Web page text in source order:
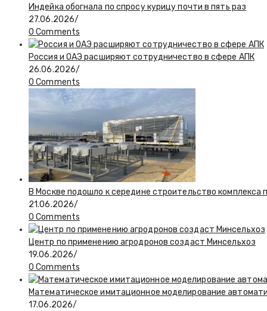
Индейка обогнала по спросу курицу почти в пять раз
27.06.2026/
0 Comments
Россия и ОАЭ расширяют сотрудничество в сфере АПК
26.06.2026/
0 Comments
В Москве подошло к середине строительство комплекса
21.06.2026/
0 Comments
Центр по применению агродронов создаст Минсельхоз
19.06.2026/
0 Comments
Математическое имитационное моделирование
17.06.2026/